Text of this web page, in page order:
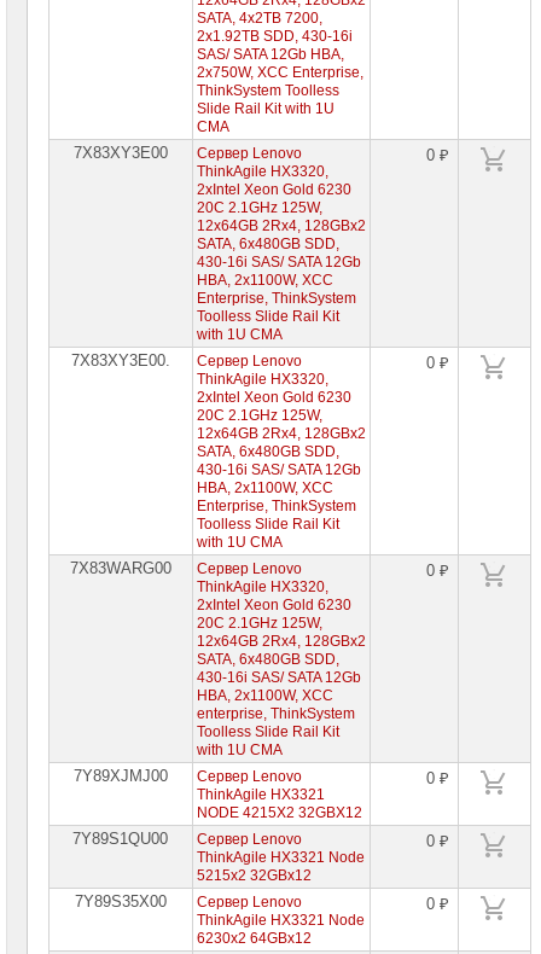
SATA, 4x2TB 7200,
2x1.92TB SDD, 430-16i
SAS/ SATA 12Gb HBA,
2x750W, XCC Enterprise,
ThinkSystem Toolless
Slide Rail Kit with 1U
CMA
7X83XY3E00
Сервер Lenovo
ThinkAgile HX3320,
2xIntel Xeon Gold 6230
20C 2.1GHz 125W,
12x64GB 2Rx4, 128GBx2
SATA, 6x480GB SDD,
430-16i SAS/ SATA 12Gb
HBA, 2x1100W, XCC
Enterprise, ThinkSystem
Toolless Slide Rail Kit
with 1U CMA
0 ₽
7X83XY3E00.
Сервер Lenovo
ThinkAgile HX3320,
2xIntel Xeon Gold 6230
20C 2.1GHz 125W,
12x64GB 2Rx4, 128GBx2
SATA, 6x480GB SDD,
430-16i SAS/ SATA 12Gb
HBA, 2x1100W, XCC
Enterprise, ThinkSystem
Toolless Slide Rail Kit
with 1U CMA
0 ₽
7X83WARG00
Сервер Lenovo
ThinkAgile HX3320,
2xIntel Xeon Gold 6230
20C 2.1GHz 125W,
12x64GB 2Rx4, 128GBx2
SATA, 6x480GB SDD,
430-16i SAS/ SATA 12Gb
HBA, 2x1100W, XCC
enterprise, ThinkSystem
Toolless Slide Rail Kit
with 1U CMA
0 ₽
7Y89XJMJ00
Сервер Lenovo
ThinkAgile HX3321
NODE 4215X2 32GBX12
0 ₽
7Y89S1QU00
Сервер Lenovo
ThinkAgile HX3321 Node
5215x2 32GBx12
0 ₽
7Y89S35X00
Сервер Lenovo
ThinkAgile HX3321 Node
6230x2 64GBx12
0 ₽